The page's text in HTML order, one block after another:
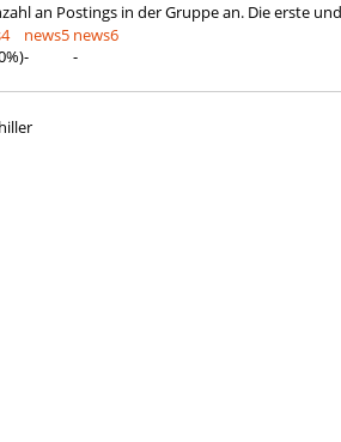
an Postings in der Gruppe an. Die erste
news5 news6
- -